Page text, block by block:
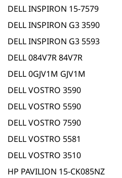
DELL INSPIRON 15-7579
DELL INSPIRON G3 3590
DELL INSPIRON G3 5593
DELL 084V7R 84V7R
DELL 0GJV1M GJV1M
DELL VOSTRO 3590
DELL VOSTRO 5590
DELL VOSTRO 7590
DELL VOSTRO 5581
DELL VOSTRO 3510
HP PAVILION 15-CK085NZ